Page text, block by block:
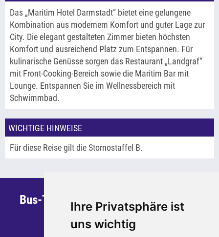
Ihre Privatsphäre ist
uns wichtig
Das „Maritim Hotel Darmstadt“ bietet eine gelungene
Kombination aus modernem Komfort und guter Lage zur
City. Die elegant gestalteten Zimmer bieten höchsten
Komfort und ausreichend Platz zum Entspannen. Für
kulinarische Genüsse sorgen das Restaurant „Landgraf“
mit Front-Cooking-Bereich sowie die Maritim Bar mit
Lounge. Entspannen Sie im Wellnessbereich mit
Schwimmbad.
WICHTIGE HINWEISE
Für diese Reise gilt die Stornostaffel B.
Bus-Team Sauerland GmbH & Co. KG
Steinstraße 30
59872 Meschede